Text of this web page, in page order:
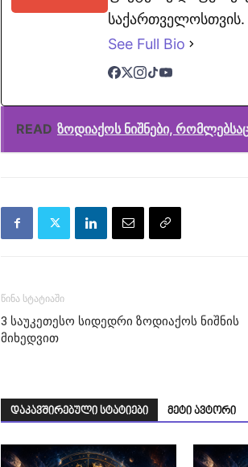
საქართველოსთვის.
See Full Bio
READ ზოდიაქოს ნიშნები,
წინა სტატიაში
3 საუკეთესო სიდედრი ზოდიაქოს ნიშნის
მიხედვით
დაკავშირებული სტატიები მეტი ავტორი